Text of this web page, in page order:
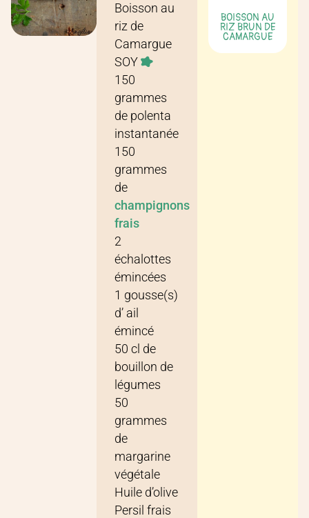
Boisson au
riz de
Camargue
SOY
150
grammes
depolenta
instantanée
150
grammes
de
champignons
frais
2
échalottes
émincées
1 gousse(s)
d’ail
émincé
50 cl de
bouillon de
légumes
50
grammes
de
margarine
végétale
Huile d’olive
Persil frais
BOISSON AU
RIZ BRUN DE
CAMARGUE